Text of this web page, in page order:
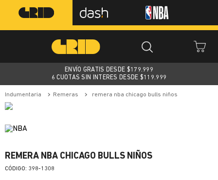
ENVÍO GRATIS DESDE $179.999
6 CUOTAS SIN INTERES DESDE $119.999
indumentaria remeras remera nba chicago bulls niños
REMERA NBA CHICAGO BULLS NIÑOS
: 398-1308